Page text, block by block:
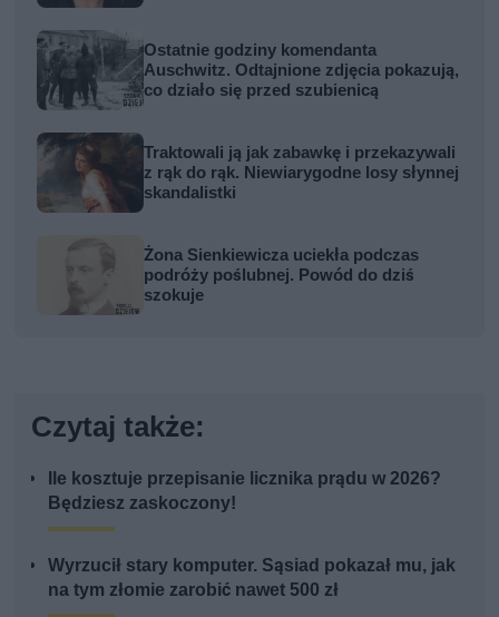
Ostatnie godziny komendanta
Auschwitz. Odtajnione zdjęcia pokazują,
co działo się przed szubienicą
Traktowali ją jak zabawkę i przekazywali
z rąk do rąk. Niewiarygodne losy słynnej
skandalistki
Żona Sienkiewicza uciekła podczas
podróży poślubnej. Powód do dziś
szokuje
Czytaj także:
Ile kosztuje przepisanie licznika prądu w 2026?
Będziesz zaskoczony!
Wyrzucił stary komputer. Sąsiad pokazał mu, jak
na tym złomie zarobić nawet 500 zł